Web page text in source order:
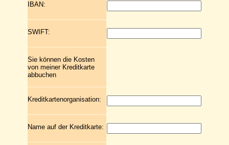
IBAN:
SWIFT:
Sie können die Kosten
von meiner Kreditkarte
abbuchen
Kreditkartenorganisation:
Name auf der Kreditkarte: